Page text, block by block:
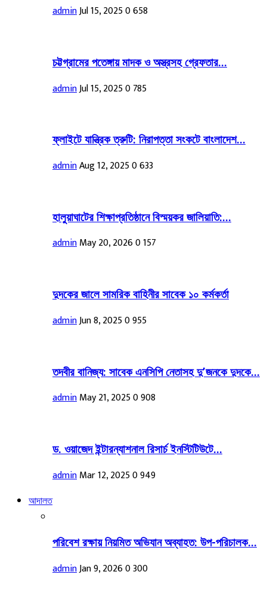
adminJul 15, 20250658
চট্টগ্রামের পতেঙ্গায় মাদক ও অস্ত্রসহ গ্রেফতার...
adminJul 15, 20250785
ফ্লাইটে যান্ত্রিক ত্রুটি: নিরাপত্তা সংকটে বাংলাদেশ...
adminAug 12, 20250633
হালুয়াঘাটের শিক্ষাপ্রতিষ্ঠানে বিস্ময়কর জালিয়াতি:...
adminMay 20, 20260157
দুদকের জালে সামরিক বাহিনীর সাবেক ১০ কর্মকর্তা
adminJun 8, 20250955
তদবীর বানিজ্য: সাবেক এনসিপি নেতাসহ দু’জনকে দুদকে...
adminMay 21, 20250908
ড. ওয়াজেদ ইন্টারন্যাশনাল রিসার্চ ইনস্টিটিউটে...
adminMar 12, 20250949
আদালত
পরিবেশ রক্ষায় নিয়মিত অভিযান অব্যাহত: উপ-পরিচালক...
adminJan 9, 20260300